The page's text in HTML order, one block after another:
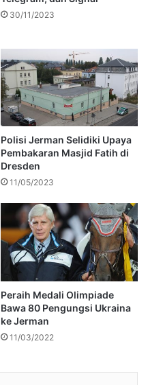
30/11/2023
Polisi Jerman Selidiki Upaya
Pembakaran Masjid Fatih di
Dresden
11/05/2023
Peraih Medali Olimpiade
Bawa 80 Pengungsi Ukraina
ke Jerman
11/03/2022